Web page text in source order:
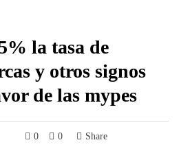
la tasa de
y otros signos
de las mypes
0 0 Share